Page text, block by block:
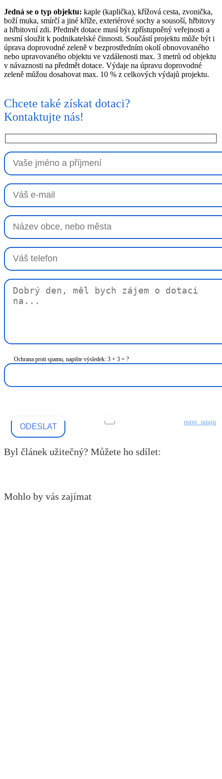
Jedná se o typ objektu: kaple (kaplička), křížová cesta, zvonička,
boží muka, smírčí a jiné kříže, exteriérové sochy a sousoší, hřbitovy
a hřbitovní zdi. Předmět dotace musí být zpřístupněný veřejnosti a
nesmí sloužit k podnikatelské činnosti. Součástí projektu může být i
úprava doprovodné zeleně v bezprostředním okolí obnovovaného
nebo upravovaného objektu ve vzdálenosti max. 3 metrů od objektu
v návaznosti na předmět dotace. Výdaje na úpravu doprovodné
zeleně můžou dosahovat max. 10 % z celkových výdajů projektu.
Chcete také získat dotaci?
Kontaktujte nás!
Ochrana proti spamu, napište výsledek: 3 + 3 = ?
osob. údajů
Byl článek užitečný? Můžete ho sdílet:
Mohlo by vás zajímat